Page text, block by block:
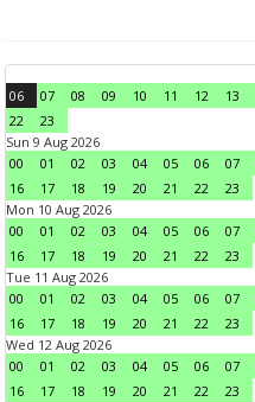
06 07 08 09 10 11 12 13
22
23
Sun 9 Aug 2026
00
01 02 03 04 05 06 07
16
17 18 19 20 21 22
23
Mon 10 Aug 2026
00
01 02 03 04 05 06 07
16
17 18 19 20 21 22
23
Tue 11 Aug 2026
00
01 02 03 04 05 06 07
16
17 18 19 20 21 22
23
Wed 12 Aug 2026
00
01 02 03 04 05 06 07
16
17 18 19 20 21 22
23